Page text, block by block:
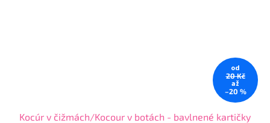
od
20 Kč
až
–20 %
Kocúr v čižmách/Kocour v botách - bavlnené kartičky